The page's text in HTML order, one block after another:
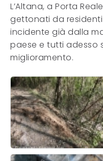
L’Altana, a Porta
gettonati da residenti
incidente già dalla
paese e tutti adesso
miglioramento.